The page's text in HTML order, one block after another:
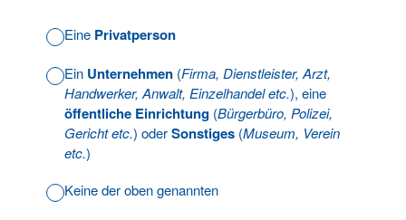
Eine Privatperson
Ein Unternehmen (Firma, Dienstleister, Arzt,
Handwerker, Anwalt, Einzelhandel etc.), eine
öffentliche Einrichtung (Bürgerbüro, Polizei,
Gericht etc.) oderSonstiges (Museum, Verein
etc.)
Keine der oben genannten